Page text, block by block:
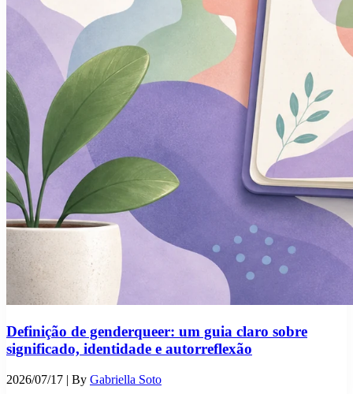
Definição de genderqueer: um guia claro sobre
significado, identidade e autorreflexão
2026/07/17 | By Gabriella Soto